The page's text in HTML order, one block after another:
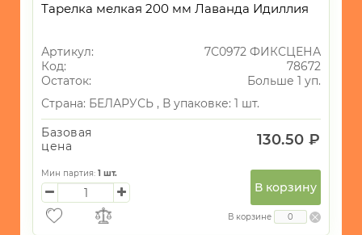
Тарелка мелкая 200 мм Лаванда Идиллия
Артикул:
7С0972 ФИКСЦЕНА
Код:
78672
Остаток:
Больше 1 уп.
Страна: БЕЛАРУСЬ , В упаковке: 1 шт.
Базовая
цена
130.50 ₽
Мин партия: 1 шт.
В корзину
В корзине